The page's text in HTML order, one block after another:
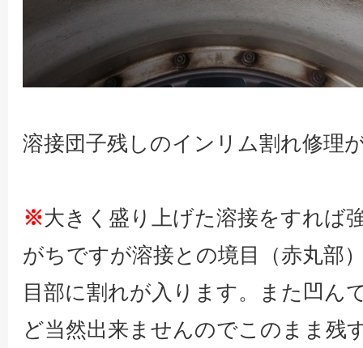
溶接団子残しのインリム割れ修理
※大きく盛り上げた溶接をすれば
がちですが溶接との境目（赤丸部
目部に割れが入ります。また凹ん
ど当然出来ませんのでこのまま残